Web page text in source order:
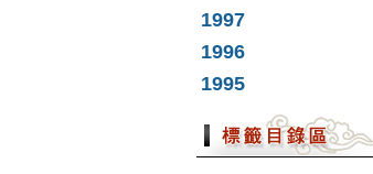
1997
1996
1995